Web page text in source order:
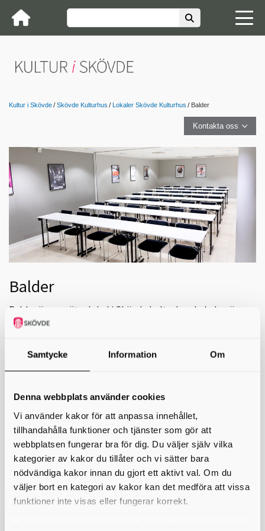
Samtycke Information Om
Denna webbplats använder cookies
Vi använder kakor för att anpassa innehållet,
tillhandahålla funktioner och tjänster som gör att
webbplatsen fungerar bra för dig. Du väljer själv vilka
kategorier av kakor du tillåter och vi sätter bara
nödvändiga kakor innan du gjort ett aktivt val. Om du
väljer bort en kategori av kakor kan det medföra att vissa
funktioner inte visas eller fungerar korrekt.
Kultur i Skövde Skövde Kulturhus Lokaler Skövde Kulturhus Balder
Kontakta oss
Balder
Balder är en möteslokal i Skövde kulturhus. Lokalen är
lämplig för främst möten av olika slag.
Biosittning: 50 personer
Utrustning
AV-utrustning
Whiteboard
Blädderblock
Trådlöst nätverk
Övrigt
Balder ligger i Skövde Kulturhus vid Resecentrum, med närhet till
både hotell och restauranger.